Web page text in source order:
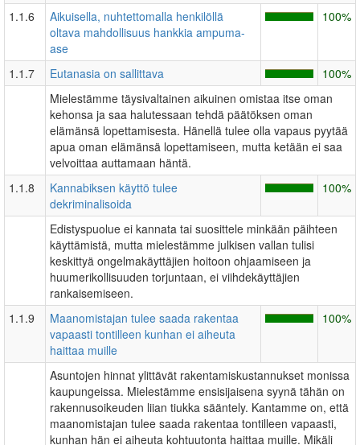
1.1.6
Aikuisella, nuhtettomalla henkilöllä
oltava mahdollisuus hankkia ampuma-
ase
100%
1.1.7 Eutanasia on sallittava
100%
Mielestämme täysivaltainen aikuinen omistaa itse oman
kehonsa ja saa halutessaan tehdä päätöksen oman
elämänsä lopettamisesta. Hänellä tulee olla vapaus pyytää
apua oman elämänsä lopettamiseen, mutta ketään ei saa
velvoittaa auttamaan häntä.
1.1.8
Kannabiksen käyttö tulee
dekriminalisoida
100%
Edistyspuolue ei kannata tai suosittele minkään päihteen
käyttämistä, mutta mielestämme julkisen vallan tulisi
keskittyä ongelmakäyttäjien hoitoon ohjaamiseen ja
huumerikollisuuden torjuntaan, ei viihdekäyttäjien
rankaisemiseen.
1.1.9
Maanomistajan tulee saada rakentaa
vapaasti tontilleen kunhan ei aiheuta
haittaa muille
100%
Asuntojen hinnat ylittävät rakentamiskustannukset monissa
kaupungeissa. Mielestämme ensisijaisena syynä tähän on
rakennusoikeuden liian tiukka sääntely. Kantamme on, että
maanomistajan tulee saada rakentaa tontilleen vapaasti,
kunhan hän ei aiheuta kohtuutonta haittaa muille. Mikäli